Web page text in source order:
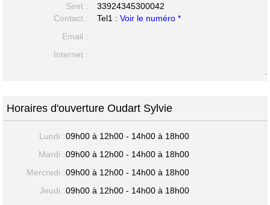
Siret :
33924345300042
Contact :
Tel1 :Voir le numéro *
Email :
Internet :
-
Horaires d'ouverture Oudart Sylvie
Lundi :09h00 à 12h00 - 14h00 à 18h00
Mardi :09h00 à 12h00 - 14h00 à 18h00
Mercredi :09h00 à 12h00 - 14h00 à 18h00
Jeudi :09h00 à 12h00 - 14h00 à 18h00